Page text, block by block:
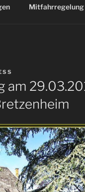
Mitfahrregelung
am